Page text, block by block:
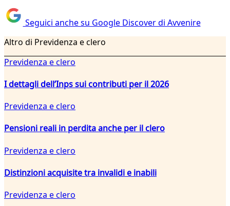
Seguici anche su Google Discover di Avvenire
Altro di Previdenza e clero
Previdenza e clero
I dettagli dell’Inps sui contributi per il 2026
Previdenza e clero
Pensioni reali in perdita anche per il clero
Previdenza e clero
Distinzioni acquisite tra invalidi e inabili
Previdenza e clero